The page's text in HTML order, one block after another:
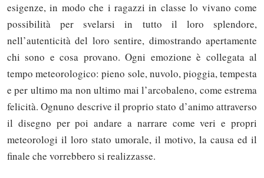
esigenze, in modo che i ragazzi in classe lo vivano come
possibilità per svelarsi in tutto il loro splendore,
nell’autenticità del loro sentire, dimostrando apertamente
chi sono e cosa provano. Ogni emozione è collegata al
tempo meteorologico: pieno sole, nuvolo, pioggia, tempesta
e per ultimo ma non ultimo mai l’arcobaleno, come estrema
felicità. Ognuno descrive il proprio stato d’animo attraverso
il disegno per poi andare a narrare come veri e propri
meteorologi il loro stato umorale, il motivo, la causa ed il
finale che vorrebbero si realizzasse.